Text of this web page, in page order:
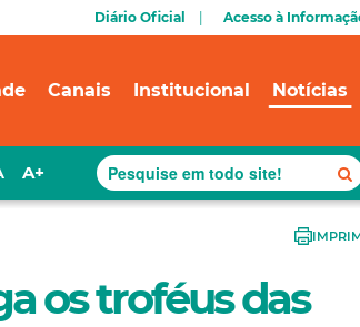
Diário Oficial Acesso à
Canais Institucional Notícias
A+
os troféus das